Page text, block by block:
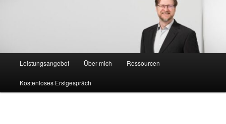
Leistungsangebot Über mich Ressourcen
Kostenloses Erstgespräch